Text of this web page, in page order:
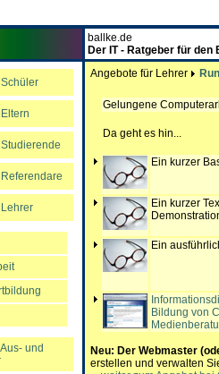
ballke.de
Der IT - Ratgeber für
und
Angebote für Lehrer
Gelungene
Da geht es hin...
Ein kurzer
Ein kurzer
Ein
Bildung von
Neu: Der Webmaster
erstellen und verwalten